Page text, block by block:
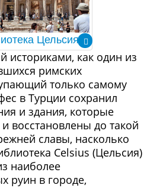
Цельсия
историками, как один из
римских
только самому
в Турции сохранил
и здания, которые
восстановлены до такой
славы, насколько
Celsius (Цельсия)
наиболее
руин в городе,